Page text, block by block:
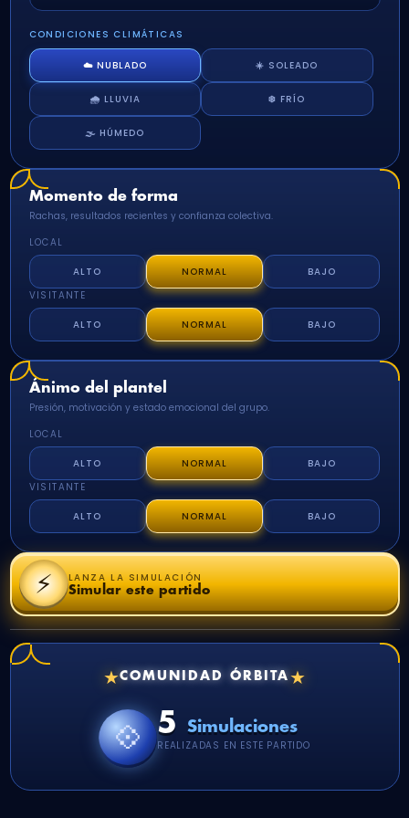
CONDICIONES CLIMÁTICAS
☁️ NUBLADO ☀️ SOLEADO
🌧️ LLUVIA ❄️ FRÍO
🌫️ HÚMEDO
Momento de forma
Rachas, resultados recientes y confianza colectiva.
LOCAL
ALTO NORMAL
BAJO
VISITANTE
ALTO NORMAL BAJO
Ánimo del plantel
Presión, motivación y estado emocional del grupo.
LOCAL
ALTO NORMAL
BAJO
VISITANTE
ALTO NORMAL BAJO
⚡ LANZA LA SIMULACIÓN
Simular este partido
★COMUNIDAD ÓRBITA★
💠 5Simulaciones
REALIZADAS EN ESTE PARTIDO